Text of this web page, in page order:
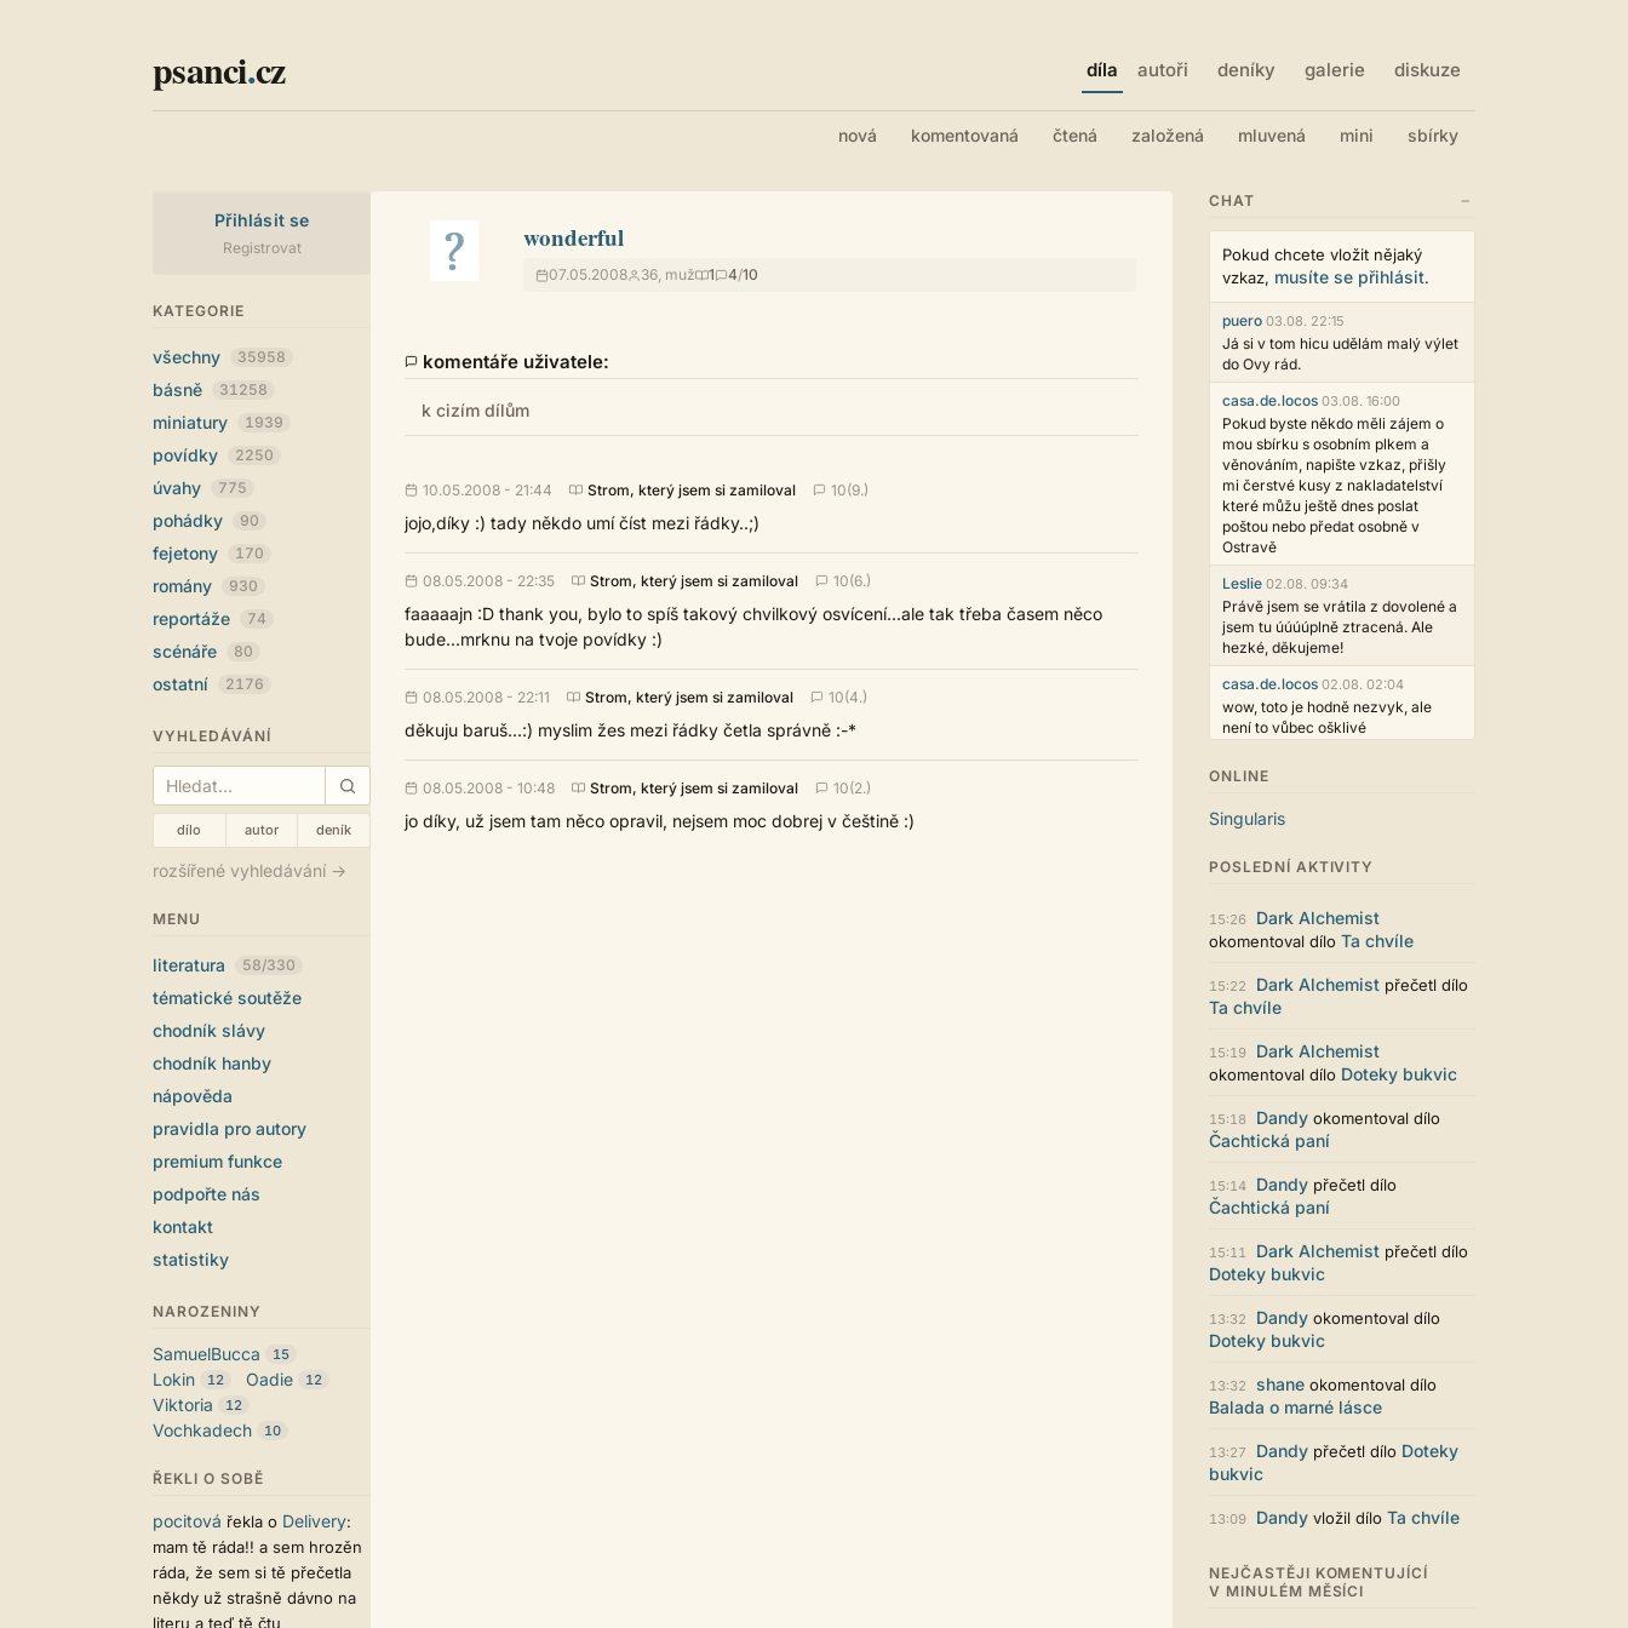
psanci.cz díla autoři deníky galerie diskuze
nová komentovaná čtená založená mluvená mini sbírky
Přihlásit se
Registrovat
KATEGORIE
všechny 35958
básně 31258
miniatury 1939
povídky 2250
úvahy 775
pohádky 90
fejetony 170
romány 930
reportáže 74
scénáře 80
ostatní 2176
VYHLEDÁVÁNÍ
dílo autor deník
rozšířené vyhledávání →
MENU
literatura 58/330
tématické soutěže
chodník slávy
chodník hanby
nápověda
pravidla pro autory
premium funkce
podpořte nás
kontakt
statistiky
NAROZENINY
SamuelBucca 15
Lokin 12 Oadie 12
Viktoria 12
Vochkadech 10
ŘEKLI O SOBĚ
pocitová řekla o Delivery:
mam tě ráda!! a sem hrozěn
ráda, že sem si tě přečetla
někdy už strašně dávno na
literu a teď tě čtu
wonderful
07.05.2008 36, muž 1 4/10
komentáře uživatele:
k cizím dílům
10.05.2008 - 21:44 Strom, který jsem si zamiloval 10(9.)
jojo,díky :) tady někdo umí číst mezi řádky..;)
08.05.2008 - 22:35 Strom, který jsem si zamiloval 10(6.)
faaaaajn :D thank you, bylo to spíš takový chvilkový osvícení...ale tak třeba časem něco
bude...mrknu na tvoje povídky :)
08.05.2008 - 22:11 Strom, který jsem si zamiloval 10(4.)
děkuju baruš...:) myslim žes mezi řádky četla správně :-*
08.05.2008 - 10:48 Strom, který jsem si zamiloval 10(2.)
jo díky, už jsem tam něco opravil, nejsem moc dobrej v češtině :)
CHAT −
Pokud chcete vložit nějaký
vzkaz, musíte se přihlásit.
puero 03.08. 22:15
Já si v tom hicu udělám malý výlet
do Ovy rád.
casa.de.locos 03.08. 16:00
Pokud byste někdo měli zájem o
mou sbírku s osobním plkem a
věnováním, napište vzkaz, přišly
mi čerstvé kusy z nakladatelství
které můžu ještě dnes poslat
poštou nebo předat osobně v
Ostravě
Leslie 02.08. 09:34
Právě jsem se vrátila z dovolené a
jsem tu úúúúplně ztracená. Ale
hezké, děkujeme!
casa.de.locos 02.08. 02:04
wow, toto je hodně nezvyk, ale
není to vůbec ošklivé
Už i počet přečtení jde vidět,
reklama co zasahovala do chatu je
myslím také už v pořádku,
Líbí se mi tmavá varianta nového
vzhledu. Na některých místech
jsou sice mezi prvky příliš velké
určitě to půjde upravit místním
stylem... Celkově je styl dobře
puero 29.07. 11:53
graficky promyšlené.
Santiago Dibla 29.07. 11:01
svou druhou sbírku. Dostupná je ve
formátu pdf. Budu moc rád za
sobě, dostupná je například zde:
https://www.palmknihy.cz/ekniha/j
Kristína Melegová
super práca, symbol toho, že to tu
ešte žije
Strach 26.07. 21:35
zvykani po tech x letech ale
zvykneme sei
Terri42 26.07. 20:42
moc pěkné
ONLINE
Singularis
POSLEDNÍ AKTIVITY
15:26 Dark Alchemist
okomentoval dílo Ta chvíle
15:22 Dark Alchemist přečetl dílo
Ta chvíle
15:19 Dark Alchemist
okomentoval dílo Doteky bukvic
15:18 Dandy okomentoval dílo
Čachtická paní
15:14 Dandy přečetl dílo
Čachtická paní
15:11 Dark Alchemist přečetl dílo
Doteky bukvic
13:32 Dandy okomentoval dílo
Doteky bukvic
13:32 shane okomentoval dílo
Balada o marné lásce
13:27 Dandy přečetl dílo Doteky
bukvic
13:09 Dandy vložil dílo Ta chvíle
NEJČASTĚJI KOMENTUJÍCÍ
V MINULÉM MĚSÍCI